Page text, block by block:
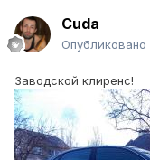
Cuda
Опубликовано
Заводской клиренс!